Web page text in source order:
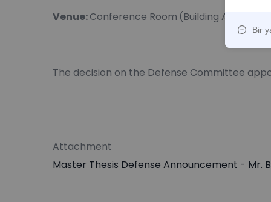
Venue:Conference Room (Building A, main
The decision on the Defense Committee
Attachment
Master Thesis Defense Announcement - Mr.